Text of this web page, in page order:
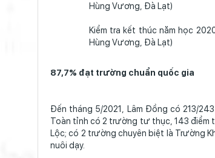
Kiểm tra kết thúc năm học
Hùng Vương, Đà Lạt)
87,7% đạt trường chuẩn quốc gia
Đến tháng 5/2021, Lâm Đồng có 213/
Toàn tỉnh có 2 trường tư thục, 143 điểm
Lộc; có 2 trường chuyên biệt là Trường
nuôi dạy.